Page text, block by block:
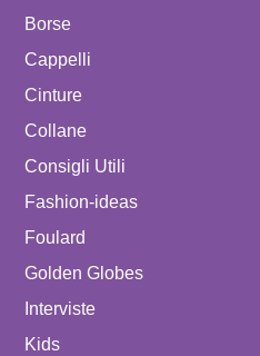
Borse
Cappelli
Cinture
Collane
Consigli Utili
Fashion-ideas
Foulard
Golden Globes
Interviste
Kids